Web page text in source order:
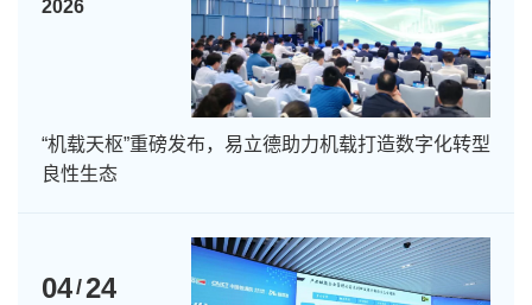
2026
“机载天枢”重磅发布，易立德助力机载打造数字化转型
良性生态
04/24